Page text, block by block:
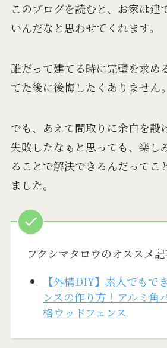
このブログを読むと、お家は建
いんだなと思わせてくれます。
誰だって建てる時に完璧を求め
てた後に後悔したくありません。
でも、あえて間取りに余白を設
失敗したなぁと思っても、楽し
ることで解決できるんだってこ
ました。
フクシマタロウのオススメ
【外構DIY】素人でもで
ンスの作り方！アルミ角
格ウッドフェンス